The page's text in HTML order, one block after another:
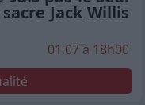
Jack Willis
01.07 à 18h00